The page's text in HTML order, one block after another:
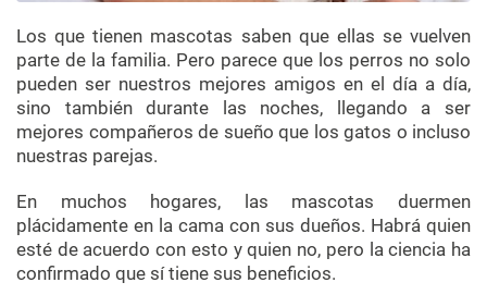
Los que tienen mascotas saben que ellas se vuelven
parte de la familia. Pero parece que los perros no solo
pueden ser nuestros mejores amigos en el día a día,
sino también durante las noches, llegando a ser
mejores compañeros de sueño que los gatos o incluso
nuestras parejas.
En muchos hogares, las mascotas duermen
plácidamente en la cama con sus dueños. Habrá quien
esté de acuerdo con esto y quien no, pero la ciencia ha
confirmado que sí tiene sus beneficios.